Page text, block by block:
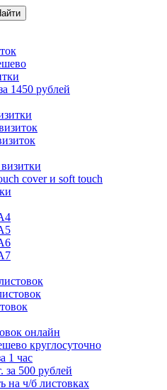
1450 рублей
cover и soft touch
онлайн
круглосуточно
1 час
500 рублей
на ч/б листовках